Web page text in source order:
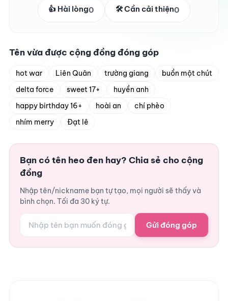
👍 Hài lòng0 🛠️ Cần cải thiện0
Tên vừa được cộng đồng đóng góp
hot war Liên Quân trường giang
buồn một chút
delta force
sweet 17+
huyền anh
happy birthday 16+
hoài an
chí phèo
nhím merry
Đạt lê
Bạn có tên heo đen hay? Chia sẻ cho cộng
đồng
Nhập tên/nickname bạn tự tạo, mọi người sẽ thấy và
bình chọn. Tối đa 30 ký tự.
Gửi đóng góp